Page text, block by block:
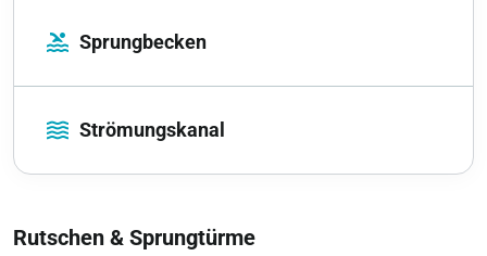
pool Sprungbecken
waves Strömungskanal
Rutschen & Sprungtürme